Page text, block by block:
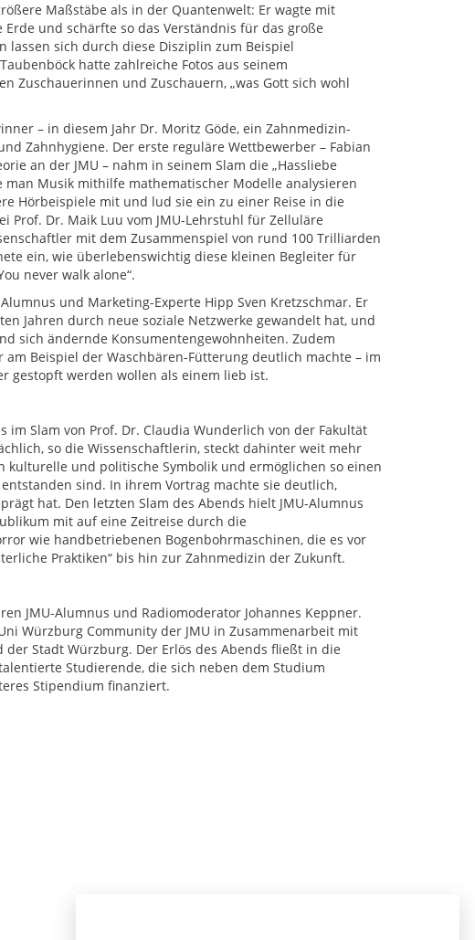
Maßstäbe als in der Quantenwelt: Er wagte mit
und schärfte so das Verständnis für das große
lassen sich durch diese Disziplin zum Beispiel
hatte zahlreiche Fotos aus seinem
Zuschauerinnen und Zuschauern, „was Gott sich wohl
– in diesem Jahr Dr. Moritz Göde, ein Zahnmedizin-
Zahnhygiene. Der erste reguläre Wettbewerber – Fabian
an der JMU – nahm in seinem Slam die „Hassliebe
Musik mithilfe mathematischer Modelle analysieren
Hörbeispiele mit und lud sie ein zu einer Reise in die
Prof. Dr. Maik Luu vom JMU-Lehrstuhl für Zelluläre
mit dem Zusammenspiel von rund 100 Trilliarden
ein, wie überlebenswichtig diese kleinen Begleiter für
never walk alone“.
und Marketing-Experte Hipp Sven Kretzschmar. Er
Jahren durch neue soziale Netzwerke gewandelt hat, und
sich ändernde Konsumentengewohnheiten. Zudem
Beispiel der Waschbären-Fütterung deutlich machte – im
gestopft werden wollen als einem lieb ist.
Slam von Prof. Dr. Claudia Wunderlich von der Fakultät
so die Wissenschaftlerin, steckt dahinter weit mehr
und politische Symbolik und ermöglichen so einen
sind. In ihrem Vortrag machte sie deutlich,
hat. Den letzten Slam des Abends hielt JMU-Alumnus
mit auf eine Zeitreise durch die
wie handbetriebenen Bogenbohrmaschinen, die es vor
Praktiken“ bis hin zur Zahnmedizin der Zukunft.
JMU-Alumnus und Radiomoderator Johannes Keppner.
Würzburg Community der JMU in Zusammenarbeit mit
Stadt Würzburg. Der Erlös des Abends fließt in die
Studierende, die sich neben dem Studium
Stipendium finanziert.